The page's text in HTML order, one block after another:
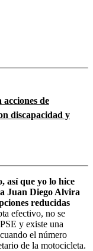
de
discapacidad y
así que yo lo hice
Juan Diego Alvira
reducidas
efectivo, no se
y existe una
el número
de la motocicleta.